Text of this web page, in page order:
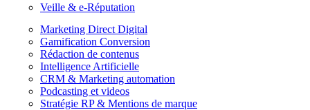
Veille & e-Réputation
Marketing Direct Digital
Gamification Conversion
Rédaction de contenus
Intelligence Artificielle
CRM & Marketing automation
Podcasting et videos
Stratégie RP & Mentions de marque